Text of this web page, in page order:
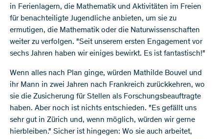
in Ferienlagern, die Mathematik und Aktivitäten im Freien
für benachteiligte Jugendliche anbieten, um sie zu
ermutigen, die Mathematik oder die Naturwissenschaften
weiter zu verfolgen. "Seit unserem ersten Engagement vor
sechs Jahren haben wir einiges bewirkt. Es ist fantastisch!"
Wenn alles nach Plan ginge, würden Mathilde Bouvel und
ihr Mann in zwei Jahren nach Frankreich zurückkehren, wo
sie die Zusicherung für Stellen als Forschungsbeauftragte
haben. Aber noch ist nichts entschieden. "Es gefällt uns
sehr gut in Zürich und, wenn möglich, würden wir gerne
hierbleiben." Sicher ist hingegen: Wo sie auch arbeitet,